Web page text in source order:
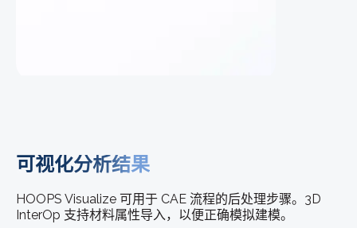
可视化分析结果
HOOPS Visualize 可用于 CAE 流程的后处理步骤。3D
InterOp 支持材料属性导入，以便正确模拟建模。